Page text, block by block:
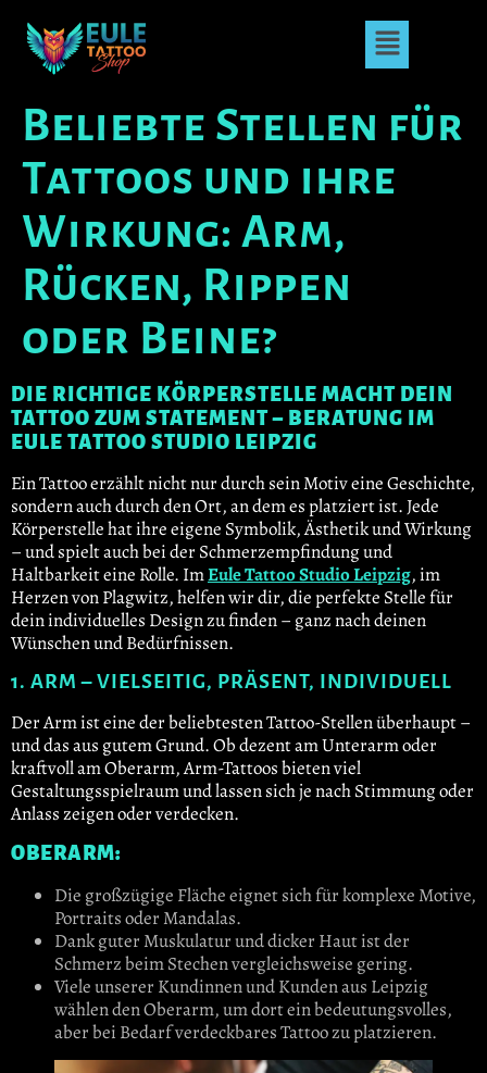
Beliebte Stellen für
Tattoos und ihre
Wirkung: Arm,
Rücken, Rippen
oder Beine?
DIE RICHTIGE KÖRPERSTELLE MACHT DEIN
TATTOO ZUM STATEMENT – BERATUNG IM
EULE TATTOO STUDIO LEIPZIG
Ein Tattoo erzählt nicht nur durch sein Motiv eine Geschichte,
sondern auch durch den Ort, an dem es platziert ist. Jede
Körperstelle hat ihre eigene Symbolik, Ästhetik und Wirkung
– und spielt auch bei der Schmerzempfindung und
Haltbarkeit eine Rolle. ImEule Tattoo Studio Leipzig, im
Herzen von Plagwitz, helfen wir dir, die perfekte Stelle für
dein individuelles Design zu finden – ganz nach deinen
Wünschen und Bedürfnissen.
1. ARM – VIELSEITIG, PRÄSENT, INDIVIDUELL
Der Arm ist eine der beliebtesten Tattoo-Stellen überhaupt –
und das aus gutem Grund. Ob dezent am Unterarm oder
kraftvoll am Oberarm, Arm-Tattoos bieten viel
Gestaltungsspielraum und lassen sich je nach Stimmung oder
Anlass zeigen oder verdecken.
OBERARM:
Die großzügige Fläche eignet sich für komplexe Motive,
Portraits oder Mandalas.
Dank guter Muskulatur und dicker Haut ist der
Schmerz beim Stechen vergleichsweise gering.
Viele unserer Kundinnen und Kunden aus Leipzig
wählen den Oberarm, um dort ein bedeutungsvolles,
aber bei Bedarf verdeckbares Tattoo zu platzieren.